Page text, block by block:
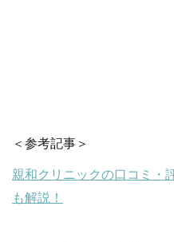
＜参考記事＞
親和クリニックの口コミ・
も解説！